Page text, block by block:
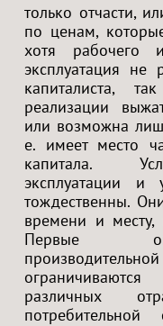
только отчасти,
по ценам,
хотя рабочего
эксплуатация не
капиталиста,
реализации
или возможна
е. имеет место
капитала.
эксплуатации и
тождественны.
времени и
Первые
различных